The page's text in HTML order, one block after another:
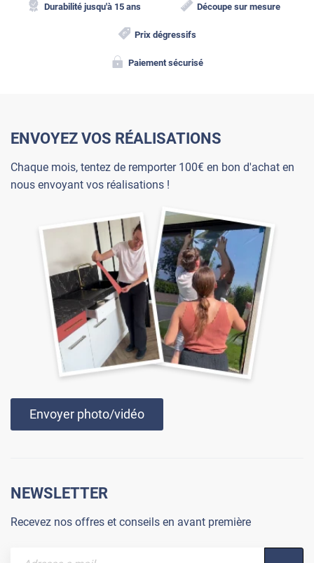
Durabilité jusqu'à 15 ans Découpe sur mesure
Prix dégressifs
Paiement sécurisé
ENVOYEZ VOS RÉALISATIONS
Chaque mois, tentez de remporter 100€ en bon d'achat en
nous envoyant vos réalisations !
Envoyer photo/vidéo
NEWSLETTER
Recevez nos offres et conseils en avant première